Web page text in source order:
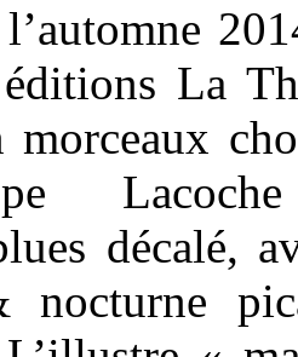
l’automne
La
morceaux
décalé,
nocturne